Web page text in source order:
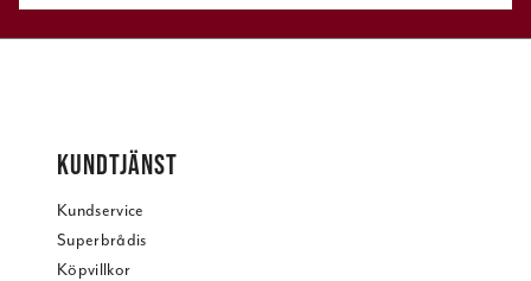
KUNDTJÄNST
Kundservice
Superbrådis
Köpvillkor